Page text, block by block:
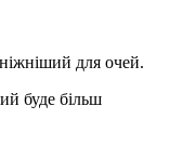
для очей.
буде більш